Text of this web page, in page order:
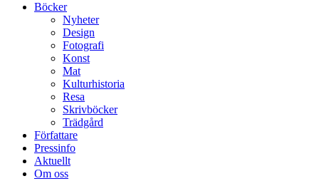
Böcker
Nyheter
Design
Fotografi
Konst
Mat
Kulturhistoria
Resa
Skrivböcker
Trädgård
Författare
Pressinfo
Aktuellt
Om oss